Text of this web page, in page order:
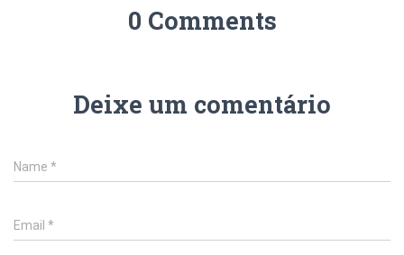
0 Comments
Deixe um comentário
Name *
Email *